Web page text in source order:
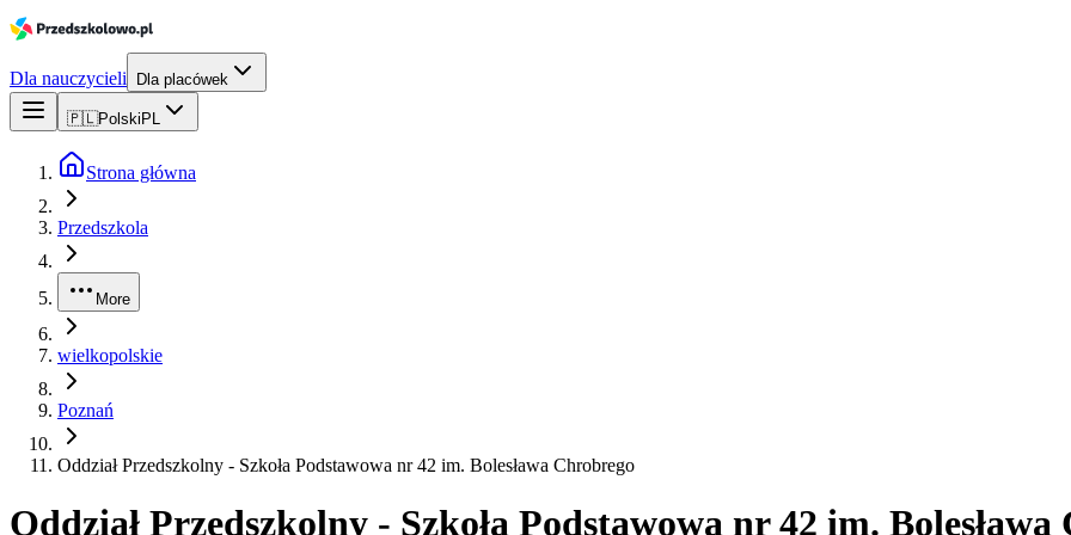
Dla nauczycieli Dla placówek
🇵🇱Polski PL
Strona główna
Przedszkola
More
wielkopolskie
Poznań
Oddział Przedszkolny - Szkoła Podstawowa nr 42 im. Bolesława Chrobrego
Oddział Przedszkolny - Szkoła Podstawowa nr 42 im. Bolesława